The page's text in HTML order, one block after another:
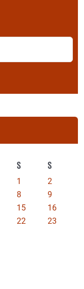
S S
1
2
8
9
15
16
22
23